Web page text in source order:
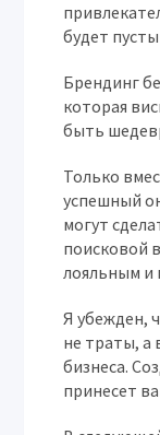
будет
Брендинг
которая
быть
Только
успешный
могут
поисковой
лояльным и
Я убежден,
не траты, а
бизнеса.
принесет